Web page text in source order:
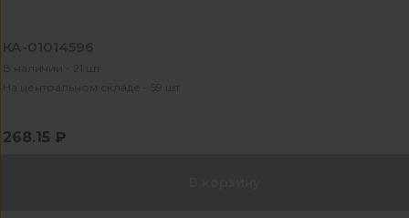
КА-01014596
В наличии - 21 шт
На центральном складе - 59 шт
268.15 ₽